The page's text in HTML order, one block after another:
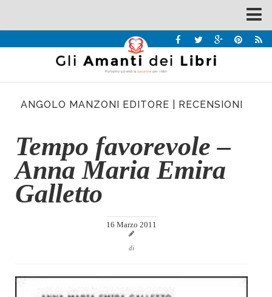
Recensioni
Interviste & Incontri
Bandi
Chi siamo
Contatti
Eventi
ANGOLO MANZONI EDITORE RECENSIONI
Tempo favorevole –
Anna Maria Emira
Galletto
16 Marzo 2011
di